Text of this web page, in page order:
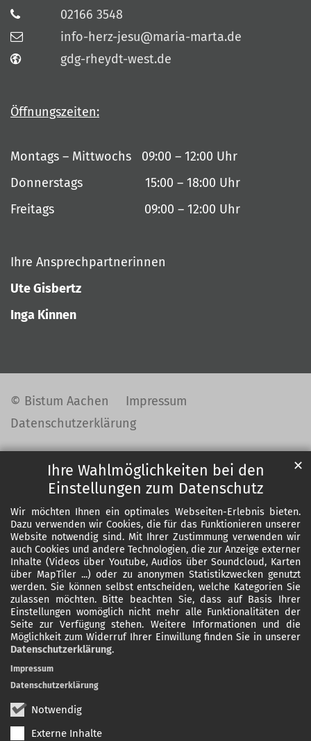
Ihre Wahlmöglichkeiten bei den
Einstellungen zum Datenschutz
Wir möchten Ihnen ein optimales Webseiten-Erlebnis bieten.
Dazu verwenden wir Cookies, die für das Funktionieren unserer
Website notwendig sind. Mit Ihrer Zustimmung verwenden wir
auch Cookies und andere Technologien, die zur Anzeige externer
Inhalte (Videos über Youtube, Audios über Soundcloud, Karten
über MapTiler ...) oder zu anonymen Statistikzwecken genutzt
werden. Sie können selbst entscheiden, welche Kategorien Sie
zulassen möchten. Bitte beachten Sie, dass auf Basis Ihrer
Einstellungen womöglich nicht mehr alle Funktionalitäten der
Seite zur Verfügung stehen. Weitere Informationen und die
Möglichkeit zum Widerruf Ihrer Einwillung finden Sie in unserer
Datenschutzerklärung.
Notwendig
Externe Inhalte
✕
Impressum
Datenschutzerklärung
02166 3548
info-herz-jesu@maria-marta.de
gdg-rheydt-west.de
Öffnungszeiten:
Montags – Mittwochs 09:00 – 12:00 Uhr
Donnerstags 15:00 – 18:00 Uhr
Freitags 09:00 – 12:00 Uhr
Ihre Ansprechpartnerinnen
Ute Gisbertz
Inga Kinnen
© Bistum Aachen
Impressum
Datenschutzerklärung